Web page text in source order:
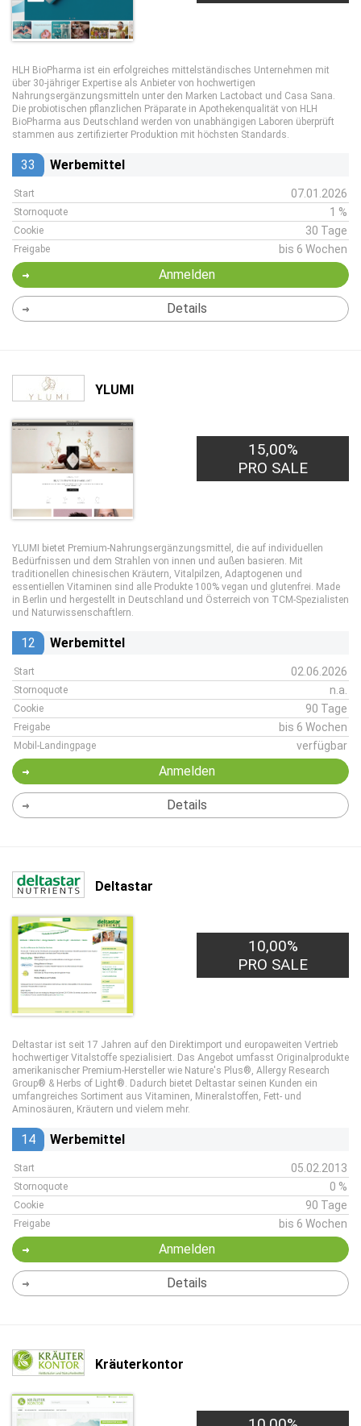
HLH BioPharma ist ein erfolgreiches mittelständisches Unternehmen mit
über 30-jähriger Expertise als Anbieter von hochwertigen
Nahrungsergänzungsmitteln unter den Marken Lactobact und Casa Sana.
Die probiotischen pflanzlichen Präparate in Apothekenqualität von HLH
BioPharma aus Deutschland werden von unabhängigen Laboren überprüft
stammen aus zertifizierter Produktion mit höchsten Standards.
33 Werbemittel
Start 07.01.2026
Stornoquote 1 %
Cookie 30 Tage
Freigabe bis 6 Wochen
Anmelden
Details
YLUMI
15,00%
PRO SALE
YLUMI bietet Premium-Nahrungsergänzungsmittel, die auf individuellen
Bedürfnissen und dem Strahlen von innen und außen basieren. Mit
traditionellen chinesischen Kräutern, Vitalpilzen, Adaptogenen und
essentiellen Vitaminen sind alle Produkte 100% vegan und glutenfrei. Made
in Berlin und hergestellt in Deutschland und Österreich von TCM-Spezialisten
und Naturwissenschaftlern.
12 Werbemittel
Start 02.06.2026
Stornoquote n.a.
Cookie 90 Tage
Freigabe bis 6 Wochen
Mobil-Landingpage verfügbar
Anmelden
Details
Deltastar
10,00%
PRO SALE
Deltastar ist seit 17 Jahren auf den Direktimport und europaweiten Vertrieb
hochwertiger Vitalstoffe spezialisiert. Das Angebot umfasst Originalprodukte
amerikanischer Premium-Hersteller wie Nature's Plus®, Allergy Research
Group® & Herbs of Light®. Dadurch bietet Deltastar seinen Kunden ein
umfangreiches Sortiment aus Vitaminen, Mineralstoffen, Fett- und
Aminosäuren, Kräutern und vielem mehr.
14 Werbemittel
Start 05.02.2013
Stornoquote 0 %
Cookie 90 Tage
Freigabe bis 6 Wochen
Anmelden
Details
Kräuterkontor